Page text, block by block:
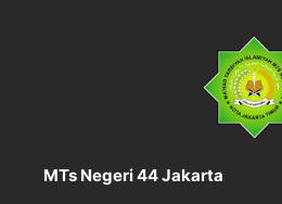
MTs Negeri 44 Jakarta